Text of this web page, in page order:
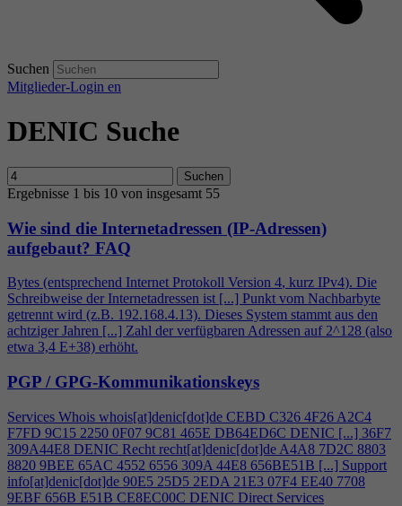
Suchen
Mitglieder-Login en
DENIC Suche
Suchen
Ergebnisse 1 bis 10 von insgesamt 55
Wie sind die Internetadressen (IP-Adressen)
aufgebaut? FAQ
Bytes (entsprechend Internet Protokoll Version 4, kurz IPv4). Die
Schreibweise der Internetadressen ist [...] Punkt vom Nachbarbyte
getrennt wird (z.B. 192.168.4.13). Dieses System stammt aus den
achtziger Jahren [...] Zahl der verfügbaren Adressen auf 2^128 (also
etwa 3,4 E+38) erhöht.
PGP / GPG-Kommunikationskeys
Services Whois whois[at]denic[dot]de CEBD C326 4F26 A2C4
F7FD 9C15 2250 0F07 9C81 465E DB64ED6C DENIC [...] 36F7
309A44E8 DENIC Recht recht[at]denic[dot]de A4A8 7D2C 8803
8820 9BEE 65AC 4552 6556 309A 44E8 656BE51B [...] Support
info[at]denic[dot]de 90E5 25D5 2EDA 21E3 07F4 EE40 7708
9EBF 656B E51B CE8EC00C DENIC Direct Services